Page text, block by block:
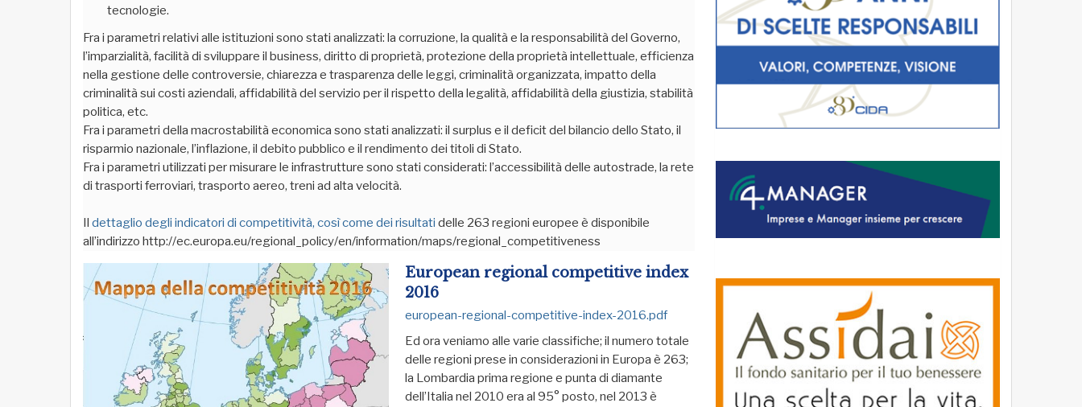
tecnologie.
Fra i parametri relativi alle istituzioni sono stati analizzati: la corruzione, la qualità e la responsabilità del Governo,
l’imparzialità, facilità di sviluppare il business, diritto di proprietà, protezione della proprietà intellettuale, efficienza
nella gestione delle controversie, chiarezza e trasparenza delle leggi, criminalità organizzata, impatto della
criminalità sui costi aziendali, affidabilità del servizio per il rispetto della legalità, affidabilità della giustizia, stabilità
politica, etc.
Fra i parametri della macrostabilità economica sono stati analizzati: il surplus e il deficit del bilancio dello Stato, il
risparmio nazionale, l’inflazione, il debito pubblico e il rendimento dei titoli di Stato.
Fra i parametri utilizzati per misurare le infrastrutture sono stati considerati: l’accessibilità delle autostrade, la rete
di trasporti ferroviari, trasporto aereo, treni ad alta velocità.
Il dettaglio degli indicatori di competitività, così come dei risultati delle 263 regioni europee è disponibile
all’indirizzo http://ec.europa.eu/regional_policy/en/information/maps/regional_competitiveness
European regional competitive index
2016
european-regional-competitive-index-2016.pdf
Ed ora veniamo alle varie classifiche; il numero totale
delle regioni prese in considerazioni in Europa è 263;
la Lombardia prima regione e punta di diamante
dell’Italia nel 2010 era al 95° posto, nel 2013 è